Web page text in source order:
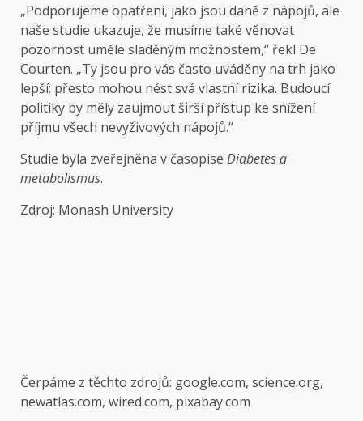
„Podporujeme opatření, jako jsou daně z nápojů, ale
naše studie ukazuje, že musíme také věnovat
pozornost uměle sladěným možnostem,“ řekl De
Courten. „Ty jsou pro vás často uváděny na trh jako
lepší; přesto mohou nést svá vlastní rizika. Budoucí
politiky by měly zaujmout širší přístup ke snížení
příjmu všech nevyživových nápojů.“
Studie byla zveřejněna v časopise Diabetes a
metabolismus.
Zdroj: Monash University
Čerpáme z těchto zdrojů: google.com, science.org,
newatlas.com, wired.com, pixabay.com